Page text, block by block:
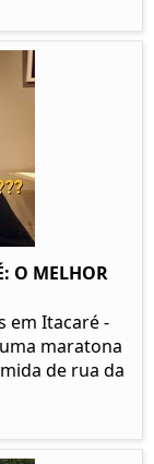
O MELHOR
em Itacaré -
maratona
de rua da